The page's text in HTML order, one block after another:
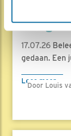
hoog..
17.07.26
gedaan. Een
Lees meer
Door Louis